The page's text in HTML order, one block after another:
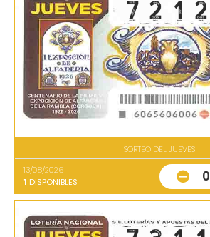
SORTEO DEL JUEVES
13/08/2026
1 DISPONIBLES 0